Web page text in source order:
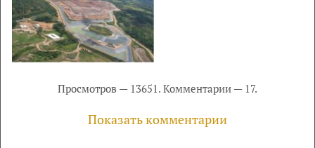
Просмотров — 13651. Комментарии — 17.
Показать комментарии